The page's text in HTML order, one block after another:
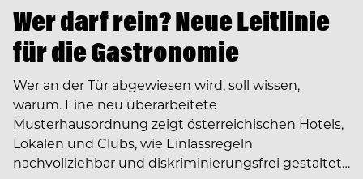
Wer darf rein? Neue Leitlinie
für die Gastronomie
Wer an der Tür abgewiesen wird, soll wissen,
warum. Eine neu überarbeitete
Musterhausordnung zeigt österreichischen Hotels,
Lokalen und Clubs, wie Einlassregeln
nachvollziehbar und diskriminierungsfrei gestaltet…